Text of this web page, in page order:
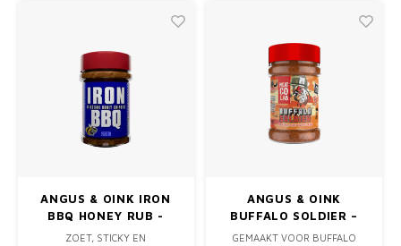
ANGUS & OINK IRON
BBQ HONEY RUB -
220G
ZOET, STICKY EN
ANGUS & OINK
BUFFALO SOLDIER –
200G
GEMAAKT VOOR BUFFALO